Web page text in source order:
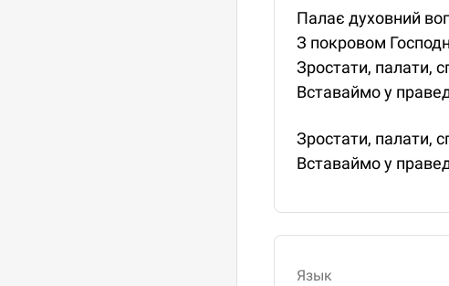
Палає духовний
З покровом
Зростати, палати,
Вставаймо у
Зростати, палати,
Вставаймо у
Язык